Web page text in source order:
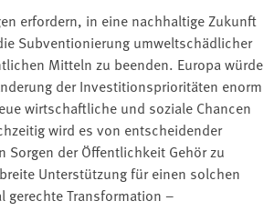
erfordern, in eine nachhaltige Zukunft
Subventionierung umweltschädlicher
Mitteln zu beenden. Europa würde
der Investitionsprioritäten enorm
wirtschaftliche und soziale Chancen
wird es von entscheidender
Sorgen der Öffentlichkeit Gehör zu
Unterstützung für einen solchen
gerechte Transformation –